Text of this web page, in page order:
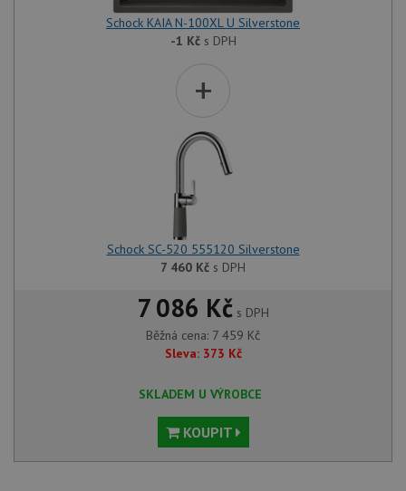
Schock KAIA N-100XL U Silverstone
-1 Kčs DPH
+
Schock SC-520 555120 Silverstone
7 460 Kč s DPH
7 086 Kč s DPH
Běžná cena: 7 459 Kč
Sleva: 373 Kč
SKLADEM U VÝROBCE
KOUPIT